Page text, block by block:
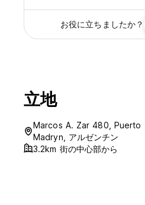
お役に立ちましたか？
立地
Marcos A. Zar 480, Puerto
Madryn, アルゼンチン
3.2km 街の中心部から